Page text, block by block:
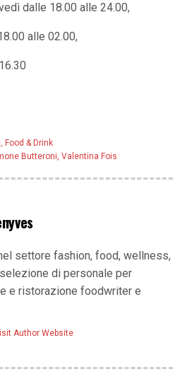
dalle 18.00 alle 24.00,
alle 02.00,
, Food & Drink
Butteroni, Valentina Fois
settore fashion, food, wellness,
di personale per
e ristorazione foodwriter e
Author Website